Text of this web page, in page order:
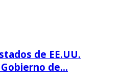
de EE.UU.
de…